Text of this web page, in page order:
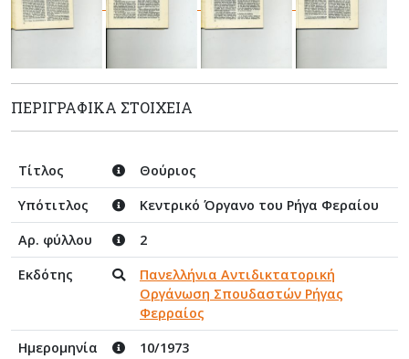
ΠΕΡΙΓΡΑΦΙΚΆ ΣΤΟΙΧΕΊΑ
Τίτλος
Θούριος
Υπότιτλος
Κεντρικό Όργανο του Ρήγα Φεραίου
Αρ. φύλλου
2
Εκδότης
Πανελλήνια Αντιδικτατορική
Οργάνωση Σπουδαστών Ρήγας
Φερραίος
Ημερομηνία
10/1973